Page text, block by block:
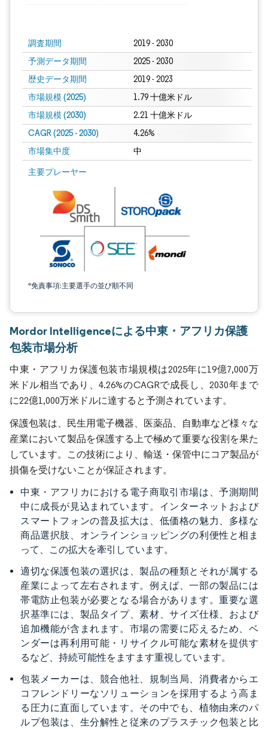
調査期間 2019 - 2030
予測データ期間 2025 - 2030
歴史データ期間 2019 - 2023
市場規模 (2025) 1.79 十億米ドル
市場規模 (2030) 2.21 十億米ドル
CAGR (2025 - 2030) 4.26%
市場集中度 中
主要プレーヤー
*免責事項:主要選手の並び順不同
Mordor Intelligenceによる中東・アフリカ保護
包装市場分析
中東・アフリカ保護包装市場規模は2025年に19億7,000万
米ドル相当であり、4.26%のCAGRで成長し、2030年まで
に22億1,000万米ドルに達すると予測されています。
保護包装は、民生用電子機器、医薬品、自動車など様々な
産業において製品を保護する上で極めて重要な役割を果た
しています。この技術により、輸送・保管中にコア製品が
損傷を受けないことが保証されます。
中東・アフリカにおける電子商取引市場は、予測期間
中に成長が見込まれています。インターネットおよび
スマートフォンの普及拡大は、低価格の魅力、多様な
商品選択肢、オンラインショッピングの利便性と相ま
って、この拡大を牽引しています。
適切な保護包装の選択は、製品の種類とそれが属する
産業によって左右されます。例えば、一部の製品には
帯電防止包装が必要となる場合があります。重要な選
択基準には、製品タイプ、素材、サイズ仕様、および
追加機能が含まれます。市場の需要に応えるため、ベ
ンダーは再利用可能・リサイクル可能な素材を提供す
るなど、持続可能性をますます重視しています。
包装メーカーは、競合他社、規制当局、消費者からエ
コフレンドリーなソリューションを採用するよう高ま
る圧力に直面しています。その中でも、植物由来のパ
ルプ包装は、生分解性と従来のプラスチック包装と比